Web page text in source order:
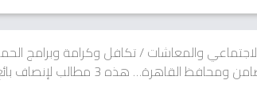
والمعاشات/تكافل وكرامة وبرامج
عاجل: أحمد موسى يناشد وزيرة التضامن